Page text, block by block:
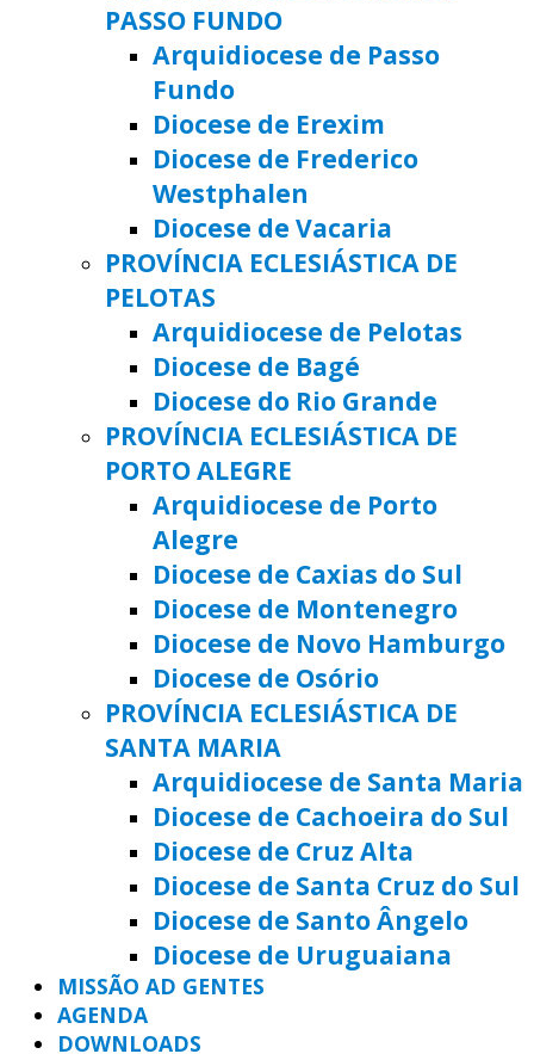
PASSO FUNDO
Arquidiocese de Passo
Fundo
Diocese de Erexim
Diocese de Frederico
Westphalen
Diocese de Vacaria
PROVÍNCIA ECLESIÁSTICA DE
PELOTAS
Arquidiocese de Pelotas
Diocese de Bagé
Diocese do Rio Grande
PROVÍNCIA ECLESIÁSTICA DE
PORTO ALEGRE
Arquidiocese de Porto
Alegre
Diocese de Caxias do Sul
Diocese de Montenegro
Diocese de Novo Hamburgo
Diocese de Osório
PROVÍNCIA ECLESIÁSTICA DE
SANTA MARIA
Arquidiocese de Santa Maria
Diocese de Cachoeira do Sul
Diocese de Cruz Alta
Diocese de Santa Cruz do Sul
Diocese de Santo Ângelo
Diocese de Uruguaiana
MISSÃO AD GENTES
AGENDA
DOWNLOADS